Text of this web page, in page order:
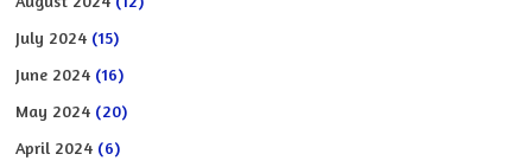
July 2024 (15)
June 2024 (16)
May 2024 (20)
April 2024 (6)